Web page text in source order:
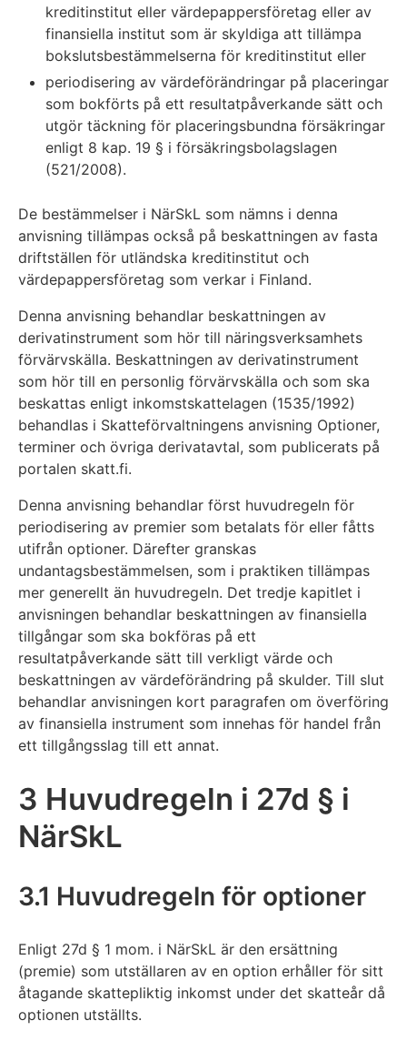
kreditinstitut eller värdepappersföretag eller av
finansiella institut som är skyldiga att tillämpa
bokslutsbestämmelserna för kreditinstitut eller
periodisering av värdeförändringar på placeringar
som bokförts på ett resultatpåverkande sätt och
utgör täckning för placeringsbundna försäkringar
enligt 8 kap. 19 § i försäkringsbolagslagen
(521/2008).
De bestämmelser i NärSkL som nämns i denna
anvisning tillämpas också på beskattningen av fasta
driftställen för utländska kreditinstitut och
värdepappersföretag som verkar i Finland.
Denna anvisning behandlar beskattningen av
derivatinstrument som hör till näringsverksamhets
förvärvskälla. Beskattningen av derivatinstrument
som hör till en personlig förvärvskälla och som ska
beskattas enligt inkomstskattelagen (1535/1992)
behandlas i Skatteförvaltningens anvisning Optioner,
terminer och övriga derivatavtal, som publicerats på
portalen skatt.fi.
Denna anvisning behandlar först huvudregeln för
periodisering av premier som betalats för eller fåtts
utifrån optioner. Därefter granskas
undantagsbestämmelsen, som i praktiken tillämpas
mer generellt än huvudregeln. Det tredje kapitlet i
anvisningen behandlar beskattningen av finansiella
tillgångar som ska bokföras på ett
resultatpåverkande sätt till verkligt värde och
beskattningen av värdeförändring på skulder. Till slut
behandlar anvisningen kort paragrafen om överföring
av finansiella instrument som innehas för handel från
ett tillgångsslag till ett annat.
3 Huvudregeln i 27d § i
NärSkL
3.1 Huvudregeln för optioner
Enligt 27d § 1 mom. i NärSkL är den ersättning
(premie) som utställaren av en option erhåller för sitt
åtagande skattepliktig inkomst under det skatteår då
optionen utställts.